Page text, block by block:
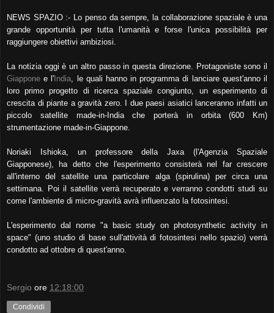
NEWS SPAZIO :- Lo penso da sempre, la collaborazione spaziale è una
grande opportunità per tutta l'umanità e forse l'unica possibilità per
raggiungere obiettivi ambiziosi.
La notizia oggi è un altro passo in questa direzione. Protagoniste sono il
Giappone e l' India , le quali hanno in programma di lanciare quest'anno il
loro primo progetto di ricerca spaziale congiunto, un esperimento di
crescita di piante a gravità zero.
I due paesi asiatici lanceranno infatti un
piccolo satellite made-in-India che porterà in orbita (600 Km)
strumentazione made-in-Giappone.
Noriaki Ishioka, un professore della Jaxa (l'Agenzia Spaziale
Giapponese), ha detto che l'esperimento consisterà nel far crescere
all'interno del satellite una particolare alga (spirulina) per circa una
settimana. Poi il satellite verrà recuperato e verranno condotti studi su
come l'ambiente di micro-gravità avrà influenzato la fotosintesi.
L'esperimento dal nome "a basic study on photosynthetic activity in
space" (uno studio di base sull'attività di fotosintesi nello spazio) verrà
condotto ad ottobre di quest'anno.
Sergio ore 12:18:00
Condividi